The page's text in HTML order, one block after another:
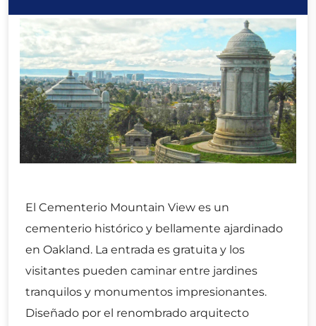
El Cementerio Mountain View es un
cementerio histórico y bellamente ajardinado
en Oakland. La entrada es gratuita y los
visitantes pueden caminar entre jardines
tranquilos y monumentos impresionantes.
Diseñado por el renombrado arquitecto